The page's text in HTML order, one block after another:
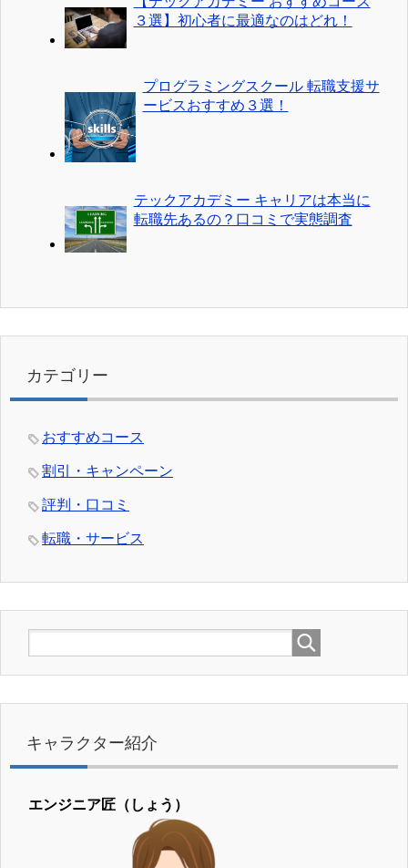
３選】初心者に最適なのはどれ！
プログラミングスクール 転職支援サ
ービスおすすめ３選！
テックアカデミー キャリアは本当に
転職先あるの？口コミで実態調査
カテゴリー
おすすめコース
割引・キャンペーン
評判・口コミ
転職・サービス
キャラクター紹介
エンジニア匠（しょう）